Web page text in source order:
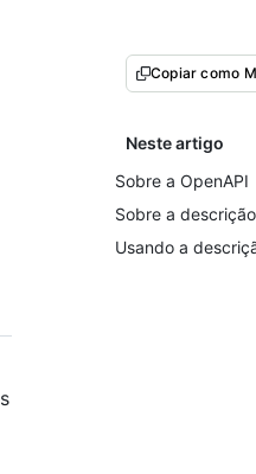
Copiar como
Neste artigo
Sobre a OpenAPI
Sobre a
Usando a